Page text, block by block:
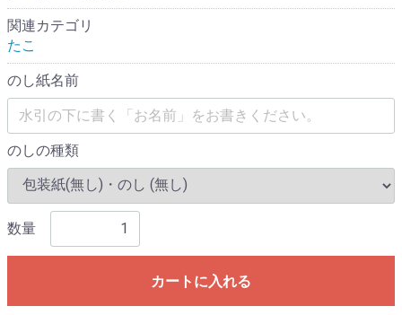
関連カテゴリ
たこ
のし紙名前
のしの種類
数量
カートに入れる